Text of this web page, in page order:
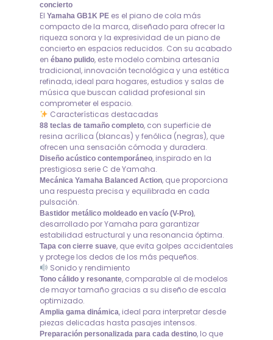
concierto
El Yamaha GB1K PE es el piano de cola más
compacto de la marca, diseñado para ofrecer la
riqueza sonora y la expresividad de un piano de
concierto en espacios reducidos. Con su acabado
en ébano pulido, este modelo combina artesanía
tradicional, innovación tecnológica y una estética
refinada, ideal para hogares, estudios y salas de
música que buscan calidad profesional sin
comprometer el espacio.
Características destacadas
88 teclas de tamaño completo, con superficie de
resina acrílica (blancas) y fenólica (negras), que
ofrecen una sensación cómoda y duradera.
Diseño acústico contemporáneo, inspirado en la
prestigiosa serie C de Yamaha.
Mecánica Yamaha Balanced Action, que proporciona
una respuesta precisa y equilibrada en cada
pulsación.
Bastidor metálico moldeado en vacío (V-Pro),
desarrollado por Yamaha para garantizar
estabilidad estructural y una resonancia óptima.
Tapa con cierre suave, que evita golpes accidentales
y protege los dedos de los más pequeños.
Sonido y rendimiento
Tono cálido y resonante, comparable al de modelos
de mayor tamaño gracias a su diseño de escala
optimizado.
Amplia gama dinámica, ideal para interpretar desde
piezas delicadas hasta pasajes intensos.
Preparación personalizada para cada destino, lo que